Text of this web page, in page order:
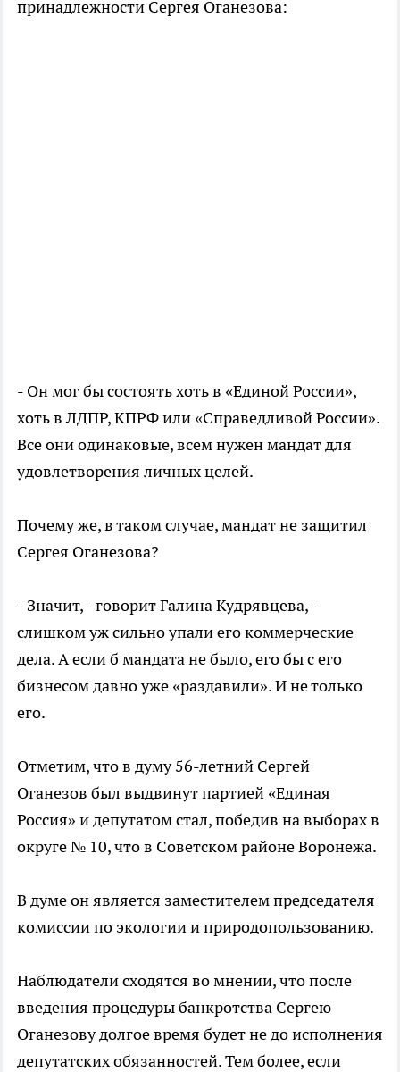
принадлежности Сергея Оганезова:
- Он мог бы состоять хоть в «Единой России»,
хоть в ЛДПР, КПРФ или «Справедливой России».
Все они одинаковые, всем нужен мандат для
удовлетворения личных целей.
Почему же, в таком случае, мандат не защитил
Сергея Оганезова?
- Значит, - говорит Галина Кудрявцева, -
слишком уж сильно упали его коммерческие
дела. А если б мандата не было, его бы с его
бизнесом давно уже «раздавили». И не только
его.
Отметим, что в думу 56-летний Сергей
Оганезов был выдвинут партией «Единая
Россия» и депутатом стал, победив на выборах в
округе № 10, что в Советском районе Воронежа.
В думе он является заместителем председателя
комиссии по экологии и природопользованию.
Наблюдатели сходятся во мнении, что после
введения процедуры банкротства Сергею
Оганезову долгое время будет не до исполнения
депутатских обязанностей. Тем более, если